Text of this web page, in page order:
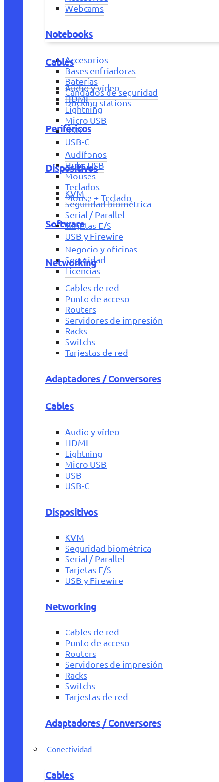
Webcams
Notebooks
Accesorios
Bases enfriadoras
Baterías
Candados de seguridad
Docking stations
Periféricos
Audífonos
Hubs USB
Mouses
Teclados
Mouse + Teclado
Software
Negocio y oficinas
Seguridad
Licencias
Cables
Audio y vídeo
HDMI
Lightning
Micro USB
USB
USB-C
Dispositivos
KVM
Seguridad biométrica
Serial / Parallel
Tarjetas E/S
USB y Firewire
Networking
Cables de red
Punto de acceso
Routers
Servidores de impresión
Racks
Switchs
Tarjestas de red
Adaptadores / Conversores
Cables
Audio y vídeo
HDMI
Lightning
Micro USB
USB
USB-C
Dispositivos
KVM
Seguridad biométrica
Serial / Parallel
Tarjetas E/S
USB y Firewire
Networking
Cables de red
Punto de acceso
Routers
Servidores de impresión
Racks
Switchs
Tarjestas de red
Adaptadores / Conversores
Conectividad
Cables